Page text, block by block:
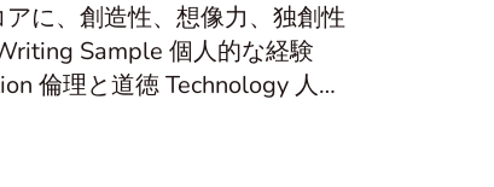
に、創造性、想像力、独創性